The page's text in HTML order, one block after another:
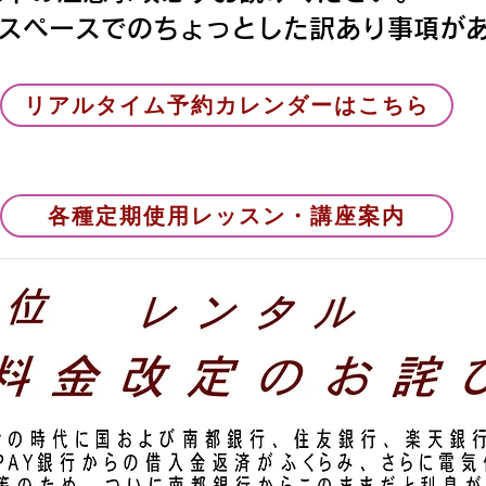
ペースでのちょっとした訳あり事項が
リアルタイム予約カレンダーはこちら
各種定期使用レッスン・講座案内